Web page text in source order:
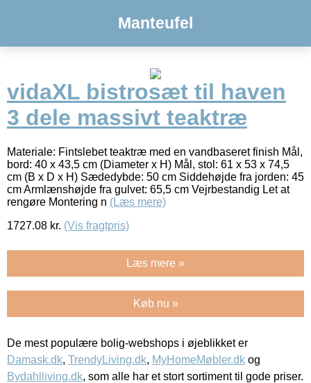
Manteufel
vidaXL bistrosæt til haven
3 dele massivt teaktræ
Materiale: Fintslebet teaktræ med en vandbaseret finish Mål,
bord: 40 x 43,5 cm (Diameter x H) Mål, stol: 61 x 53 x 74,5
cm (B x D x H) Sædedybde: 50 cm Siddehøjde fra jorden: 45
cm Armlænshøjde fra gulvet: 65,5 cm Vejrbestandig Let at
rengøre Montering n (Læs mere)
1727.08 kr. (Vis fragtpris)
Læs mere »
Køb nu »
De mest populære bolig-webshops i øjeblikket er
Damask.dk, TrendyLiving.dk, MyHomeMøbler.dk og
Bydahlliving.dk, som alle har et stort sortiment til gode priser.